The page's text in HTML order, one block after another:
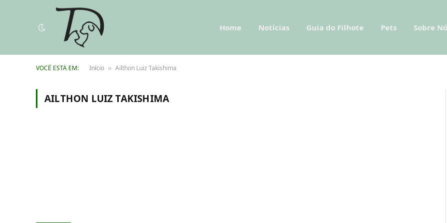
Home Notícias Guia do Filhote Pets Sobre
VOCÊ ESTÁ EM: Início » Ailthon Luiz Takishima
AILTHON LUIZ TAKISHIMA